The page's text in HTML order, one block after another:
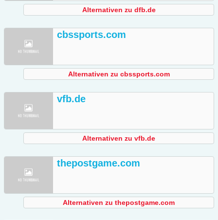
Alternativen zu dfb.de
cbssports.com
Alternativen zu cbssports.com
vfb.de
Alternativen zu vfb.de
thepostgame.com
Alternativen zu thepostgame.com